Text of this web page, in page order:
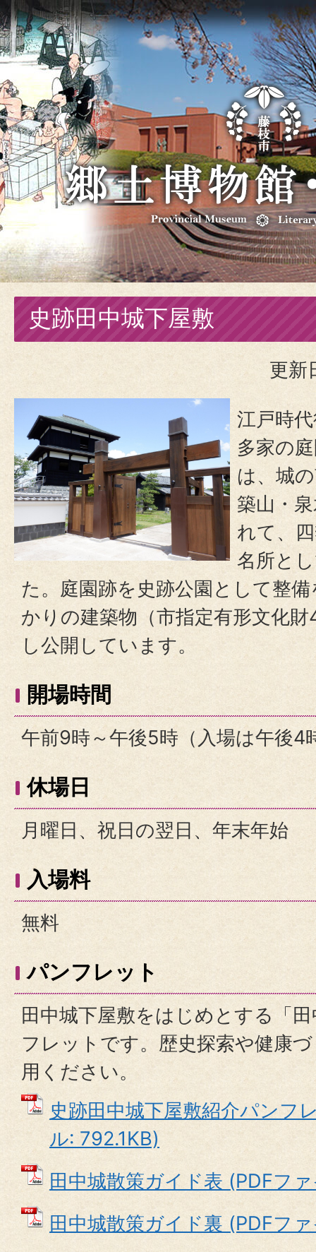
史跡田中城下屋敷
更新
江戸時
多家の
は、城
築山・
れて、
名所と
た。庭園跡を史跡公園として整
かりの建築物（市指定有形文化
し公開しています。
開場時間
午前9時～午後5時（入場は午後4
休場日
月曜日、祝日の翌日、年末年始
入場料
無料
パンフレット
田中城下屋敷をはじめとする「
フレットです。歴史探索や健康
用ください。
史跡田中城下屋敷紹介パンフ
ル: 792.1KB)
田中城散策ガイド表 (PDFフ
田中城散策ガイド裏 (PDFフ